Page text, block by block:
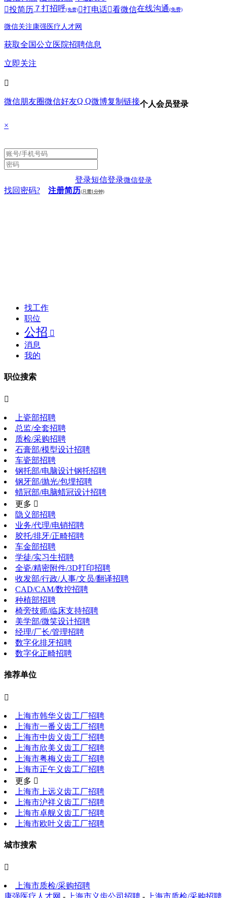
投简历 ７ 打招呼(免费) 打电话看微信在线沟通(免费)
微信关注康强医疗人才网
获取全国公立医院招聘信息
立即关注

微信朋友圈微信好友Q Q微博复制链接个人会员登录
×
登录短信登录微信登录
找回密码? 注册简历(只需1分钟)
找工作
职位
公招 
消息
我的
职位搜索

上瓷部招聘
总监/全套招聘
质检/采购招聘
石膏部/模型设计招聘
车瓷部招聘
钢托部/电脑设计钢托招聘
钢牙部/抛光/包埋招聘
蜡冠部/电脑蜡冠设计招聘
更多 
隐义部招聘
业务/代理/电销招聘
胶托/排牙/正畸招聘
车金部招聘
学徒/实习生招聘
全瓷/精密附件/3D打印招聘
收发部/行政/人事/文员/翻译招聘
CAD/CAM/数控招聘
种植部招聘
椅旁技师/临床支持招聘
美学部/微笑设计招聘
经理/厂长/管理招聘
数字化排牙招聘
数字化正畸招聘
推荐单位

上海市韩华义齿工厂招聘
上海市一番义齿工厂招聘
上海市中齿义齿工厂招聘
上海市欣美义齿工厂招聘
上海市粤梅义齿工厂招聘
上海市正午义齿工厂招聘
更多 
上海市上远义齿工厂招聘
上海市沪祥义齿工厂招聘
上海市卓舰义齿工厂招聘
上海市欧叶义齿工厂招聘
城市搜索

上海市质检/采购招聘